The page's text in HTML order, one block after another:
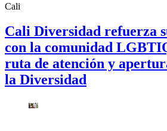
Cali
Cali Diversidad refuerza
con la comunidad
ruta de atención y
la Diversidad